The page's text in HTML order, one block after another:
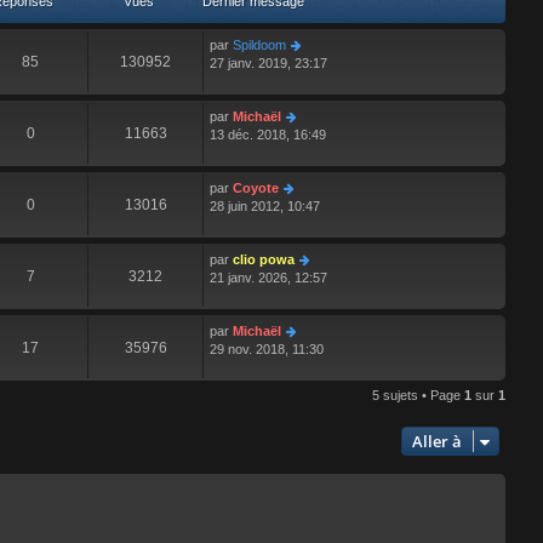
e
n
i
m
e
a
g
85 130952
par Spildoom
27 janv. 2019, 23:17
0 11663
par Michaël
13 déc. 2018, 16:49
0 13016
par Coyote
28 juin 2012, 10:47
7 3212
par clio powa
21 janv. 2026, 12:57
17 35976
par Michaël
29 nov. 2018, 11:30
5 sujets • Page 1 sur 1
Aller à